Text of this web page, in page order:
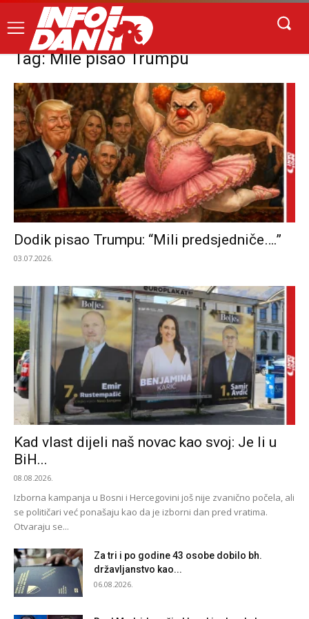
Tag: Mile pisao Trumpu
Dodik pisao Trumpu: “Mili predsjedniče….”
03.07.2026.
Kad vlast dijeli naš novac kao svoj: Je li u
BiH...
08.08.2026.
Izborna kampanja u Bosni i Hercegovini još nije zvanično počela, ali
se političari već ponašaju kao da je izborni dan pred vratima.
Otvaraju se...
Za tri i po godine 43 osobe dobilo bh.
državljanstvo kao...
06.08.2026.